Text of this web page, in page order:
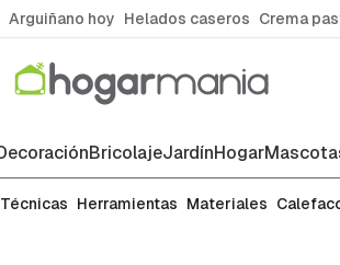
Arguiñano hoy Helados caseros Crema
BricolajeJardínHogar
Técnicas Herramientas Materiales